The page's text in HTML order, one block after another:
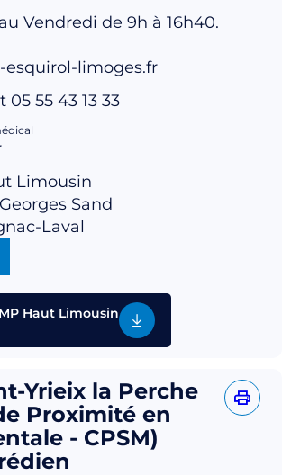
Vendredi de 9h à 16h40.
esquirol-limoges.fr
05 55 43 13 33
Limousin
Sand
Laval
Haut Limousin
Yrieix la Perche
Proximité en
- CPSM)